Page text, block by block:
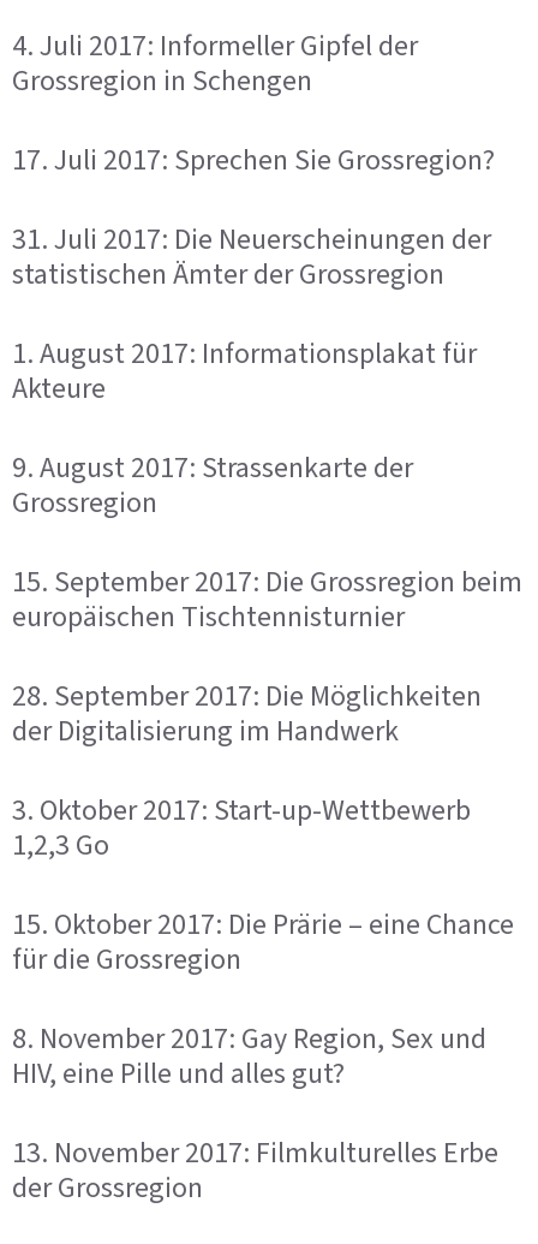
4. Juli 2017: Informeller Gipfel der
Grossregion in Schengen
17. Juli 2017: Sprechen Sie Grossregion?
31. Juli 2017: Die Neuerscheinungen der
statistischen Ämter der Grossregion
1. August 2017: Informationsplakat für
Akteure
9. August 2017: Strassenkarte der
Grossregion
15. September 2017: Die Grossregion beim
europäischen Tischtennisturnier
28. September 2017: Die Möglichkeiten
der Digitalisierung im Handwerk
3. Oktober 2017: Start-up-Wettbewerb
1,2,3 Go
15. Oktober 2017: Die Prärie – eine Chance
für die Grossregion
8. November 2017: Gay Region, Sex und
HIV, eine Pille und alles gut?
13. November 2017: Filmkulturelles Erbe
der Grossregion